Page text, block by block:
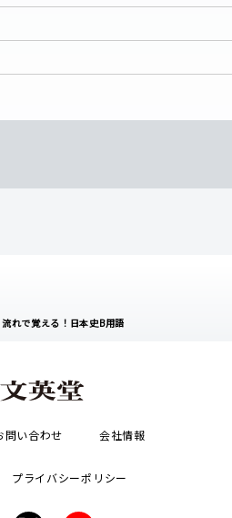
れで覚える！日本史B用語
問い合わせ 会社情報
プライバシーポリシー